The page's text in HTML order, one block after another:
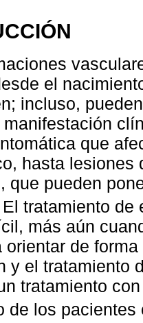
el
incluso,
que
hasta lesiones
que pueden
El tratamiento de
más aún
orientar de
y el tratamiento
tratamiento
de los